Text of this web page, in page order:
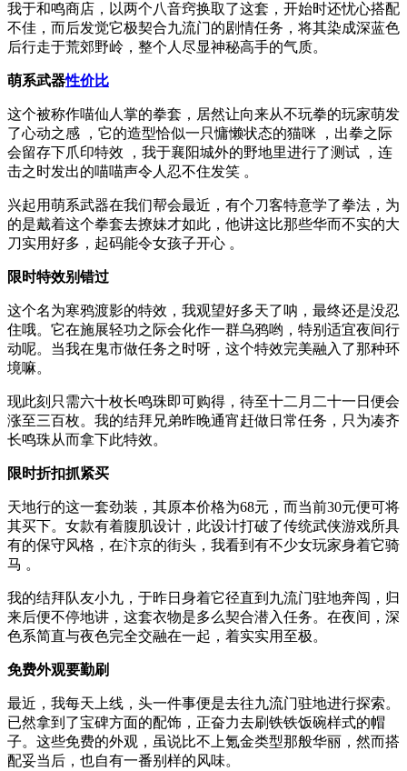
我于和鸣商店，以两个八音窍换取了这套，开始时还忧心搭配
不佳，而后发觉它极契合九流门的剧情任务，将其染成深蓝色
后行走于荒郊野岭，整个人尽显神秘高手的气质。
萌系武器性价比
这个被称作喵仙人掌的拳套，居然让向来从不玩拳的玩家萌发
了心动之感 ，它的造型恰似一只慵懒状态的猫咪 ，出拳之际
会留存下爪印特效 ，我于襄阳城外的野地里进行了测试 ，连
击之时发出的喵喵声令人忍不住发笑 。
兴起用萌系武器在我们帮会最近，有个刀客特意学了拳法，为
的是戴着这个拳套去撩妹才如此，他讲这比那些华而不实的大
刀实用好多，起码能令女孩子开心 。
限时特效别错过
这个名为寒鸦渡影的特效，我观望好多天了呐，最终还是没忍
住哦。它在施展轻功之际会化作一群乌鸦哟，特别适宜夜间行
动呢。当我在鬼市做任务之时呀，这个特效完美融入了那种环
境嘛。
现此刻只需六十枚长鸣珠即可购得，待至十二月二十一日便会
涨至三百枚。我的结拜兄弟昨晚通宵赶做日常任务，只为凑齐
长鸣珠从而拿下此特效。
限时折扣抓紧买
天地行的这一套劲装，其原本价格为68元，而当前30元便可将
其买下。女款有着腹肌设计，此设计打破了传统武侠游戏所具
有的保守风格，在汴京的街头，我看到有不少女玩家身着它骑
马 。
我的结拜队友小九，于昨日身着它径直到九流门驻地奔闯，归
来后便不停地讲，这套衣物是多么契合潜入任务。在夜间，深
色系简直与夜色完全交融在一起，着实实用至极。
免费外观要勤刷
最近，我每天上线，头一件事便是去往九流门驻地进行探索。
已然拿到了宝碑方面的配饰，正奋力去刷铁铁饭碗样式的帽
子。这些免费的外观，虽说比不上氪金类型那般华丽，然而搭
配妥当后，也自有一番别样的风味。